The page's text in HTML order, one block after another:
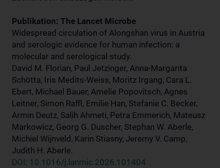
Publikation: The Lancet Microbe
Widespread circulation of Alongshan virus in Austria
and serologic evidence for human infection: a
molecular and serological study.
David M. Florian, Paul Jetzinger, Anna-Margarita
Schötta, Iris Medits-Weiss, Moritz Irgang, Cara L.
Ebert, Michael Bauer, Amelie Popovitsch, Agnes
Leitner, Simon Raffl, Emilie Han, Stefanie C. Becker,
Armin Deutz, Salih Ahmeti, Petra Emmerich, Mateusz
Markowicz, Georg G. Duscher, Stephan W. Aberle,
Michiel Wijnveld, Karin Stiasny, Jeremy V. Camp,
Judith H. Aberle.
DOI: 10.1016/j.lanmic.2026.101404